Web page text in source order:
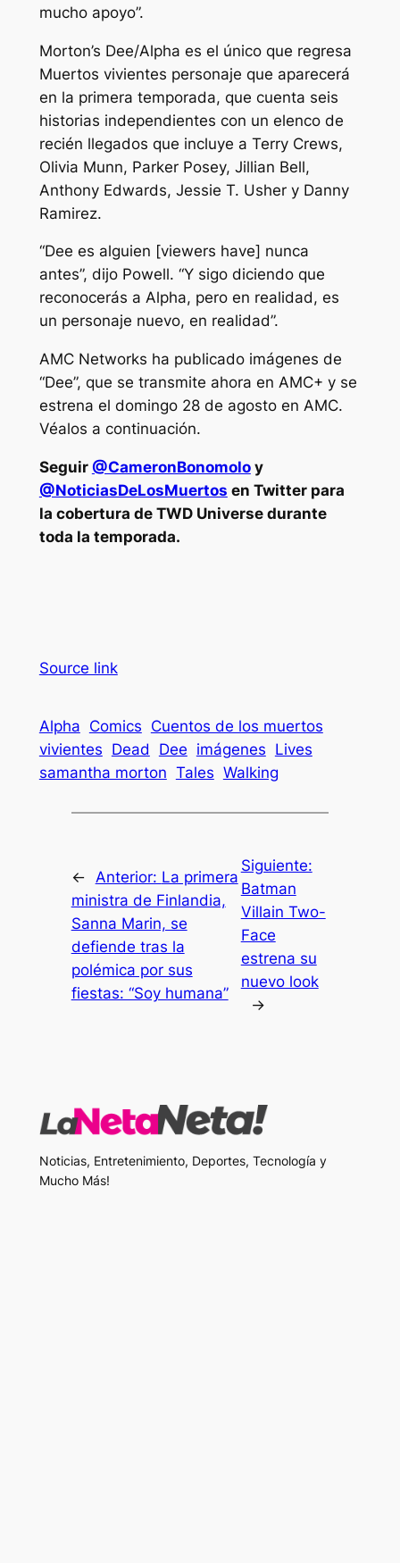
mucho apoyo”.
Morton’s Dee/Alpha es el único que regresa
Muertos vivientes personaje que aparecerá
en la primera temporada, que cuenta seis
historias independientes con un elenco de
recién llegados que incluye a Terry Crews,
Olivia Munn, Parker Posey, Jillian Bell,
Anthony Edwards, Jessie T. Usher y Danny
Ramirez.
“Dee es alguien [viewers have] nunca
antes”, dijo Powell. “Y sigo diciendo que
reconocerás a Alpha, pero en realidad, es
un personaje nuevo, en realidad”.
AMC Networks ha publicado imágenes de
“Dee”, que se transmite ahora en AMC+ y se
estrena el domingo 28 de agosto en AMC.
Véalos a continuación.
Seguir @CameronBonomoloy
@NoticiasDeLosMuertos en Twitter para
la cobertura de TWD Universe durante
toda la temporada.
Source link
Alpha Comics Cuentos de los muertos
vivientes Dead Dee imágenes Lives
samantha morton Tales Walking
← Anterior: La primera
ministra de Finlandia,
Sanna Marin, se
defiende tras la
polémica por sus
fiestas: “Soy humana”
Siguiente:
Batman
Villain Two-
Face
estrena su
nuevo look
→
Noticias, Entretenimiento, Deportes, Tecnología y
Mucho Más!